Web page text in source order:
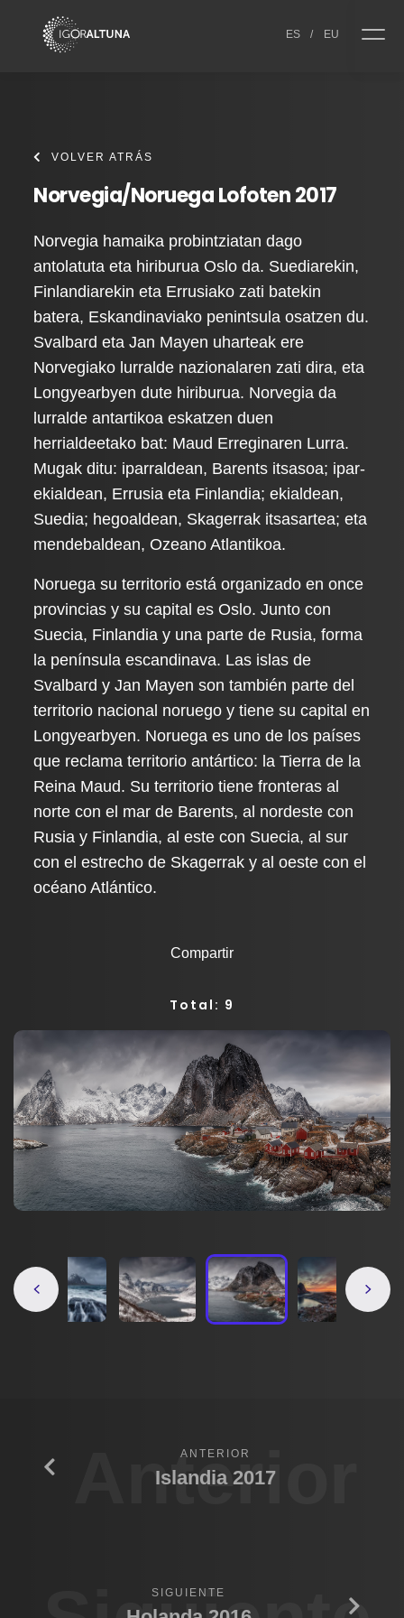
ES / EU
VOLVER ATRÁS
Norvegia/Noruega Lofoten 2017
Norvegia hamaika probintziatan dago
antolatuta eta hiriburua Oslo da. Suediarekin,
Finlandiarekin eta Errusiako zati batekin
batera, Eskandinaviako penintsula osatzen du.
Svalbard eta Jan Mayen uharteak ere
Norvegiako lurralde nazionalaren zati dira, eta
Longyearbyen dute hiriburua. Norvegia da
lurralde antartikoa eskatzen duen
herrialdeetako bat: Maud Erreginaren Lurra.
Mugak ditu: iparraldean, Barents itsasoa; ipar-
ekialdean, Errusia eta Finlandia; ekialdean,
Suedia; hegoaldean, Skagerrak itsasartea; eta
mendebaldean, Ozeano Atlantikoa.
Noruega su territorio está organizado en once
provincias y su capital es Oslo. Junto con
Suecia, Finlandia y una parte de Rusia, forma
la península escandinava. Las islas de
Svalbard y Jan Mayen son también parte del
territorio nacional noruego y tiene su capital en
Longyearbyen. Noruega es uno de los países
que reclama territorio antártico: la Tierra de la
Reina Maud. Su territorio tiene fronteras al
norte con el mar de Barents, al nordeste con
Rusia y Finlandia, al este con Suecia, al sur
con el estrecho de Skagerrak y al oeste con el
océano Atlántico.
Compartir
Total: 9
Anterior
ANTERIOR
Islandia 2017
SIGUIENTE